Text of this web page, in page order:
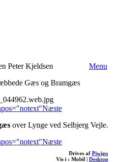
Peter Kjeldsen
Menu
Gæs og Bramgæs
Næste
over Lynge ved Selbjerg Vejle.
Næste
Drives af Piwigo
Vis i : Mobil | Desktop